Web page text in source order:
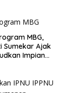
MBG,
Sumekar Ajak
Impian